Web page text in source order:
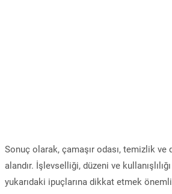
Sonuç olarak, çamaşır odası, temizlik ve
alandır. İşlevselliği, düzeni ve
yukarıdaki ipuçlarına dikkat etmek